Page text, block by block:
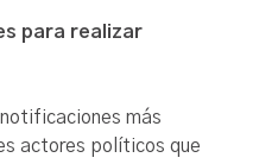
para realizar
más
actores políticos que